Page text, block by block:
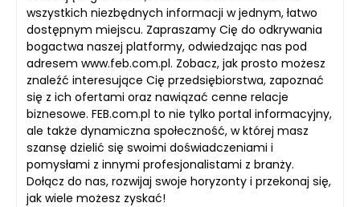
wszystkich niezbędnych informacji w jednym, łatwo
dostępnym miejscu. Zapraszamy Cię do odkrywania
bogactwa naszej platformy, odwiedzając nas pod
adresem www.feb.com.pl. Zobacz, jak prosto możesz
znaleźć interesujące Cię przedsiębiorstwa, zapoznać
się z ich ofertami oraz nawiązać cenne relacje
biznesowe. FEB.com.pl to nie tylko portal informacyjny,
ale także dynamiczna społeczność, w której masz
szansę dzielić się swoimi doświadczeniami i
pomysłami z innymi profesjonalistami z branży.
Dołącz do nas, rozwijaj swoje horyzonty i przekonaj się,
jak wiele możesz zyskać!